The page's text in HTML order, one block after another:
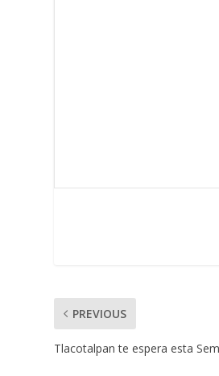
PREVIOUS
Tlacotalpan te espera esta